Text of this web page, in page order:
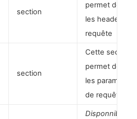
section
permet de
les headers de
requête
section
Cette section
permet de
les paramètres
de requête
Disponnible